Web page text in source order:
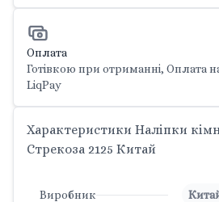
Оплата
Готівкою при отриманні, Оплата
LiqPay
Характеристики Наліпки
Стрекоза 2125 Китай
Виробник